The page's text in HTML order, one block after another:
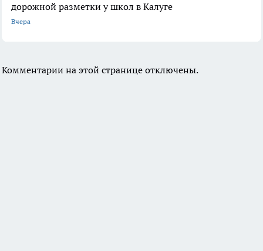
дорожной разметки у школ в Калуге
Вчера
Комментарии на этой странице отключены.